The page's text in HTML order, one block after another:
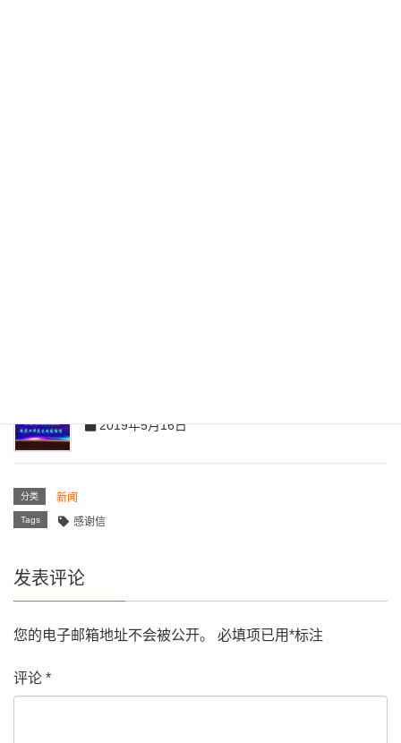
2019年5月16日
分类 新闻
Tags 感谢信
发表评论
您的电子邮箱地址不会被公开。 必填项已用*标注
评论 *